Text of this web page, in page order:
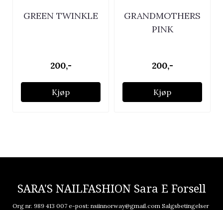
GREEN TWINKLE
200,-
Kjøp
GRANDMOTHERS
PINK
200,-
Kjøp
SARA'S NAILFASHION Sara E Forsell
Org nr. 989 413 007 e-post: nsiinnorway@gmail.com Salgsbetingelser